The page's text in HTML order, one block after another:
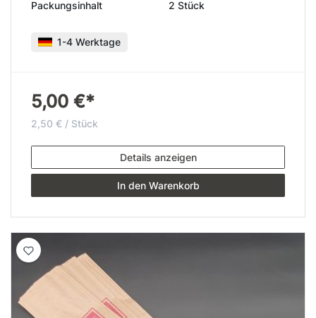
Packungsinhalt 2 Stück
1-4 Werktage
5,00 €*
2,50 € / Stück
Details anzeigen
In den Warenkorb